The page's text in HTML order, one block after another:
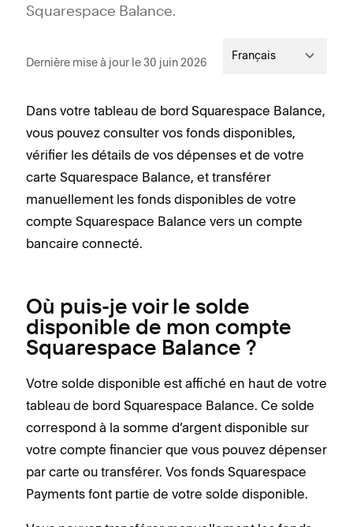
Squarespace Balance.
Dernière mise à jour le 30 juin 2026 Français
Dans votre tableau de bord Squarespace Balance,
vous pouvez consulter vos fonds disponibles,
vérifier les détails de vos dépenses et de votre
carte Squarespace Balance, et transférer
manuellement les fonds disponibles de votre
compte Squarespace Balance vers un compte
bancaire connecté.
Où puis-je voir le solde
disponible de mon compte
Squarespace Balance ?
Votre solde disponible est affiché en haut de votre
tableau de bord Squarespace Balance. Ce solde
correspond à la somme d’argent disponible sur
votre compte financier que vous pouvez dépenser
par carte ou transférer. Vos fonds Squarespace
Payments font partie de votre solde disponible.